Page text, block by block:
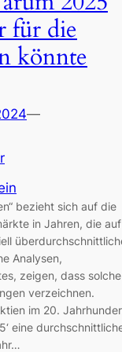
für die
könnte
—
bezieht sich auf die
in Jahren, die auf
Analysen,
zeigen, dass solche
verzeichnen.
im 20.
eine